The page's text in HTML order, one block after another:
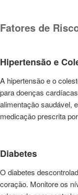
Fatores de
Hipertensão e
A hipertensão e o
para doenças
alimentação saudável,
medicação prescrita
Diabetes
O diabetes
coração. Monitore os